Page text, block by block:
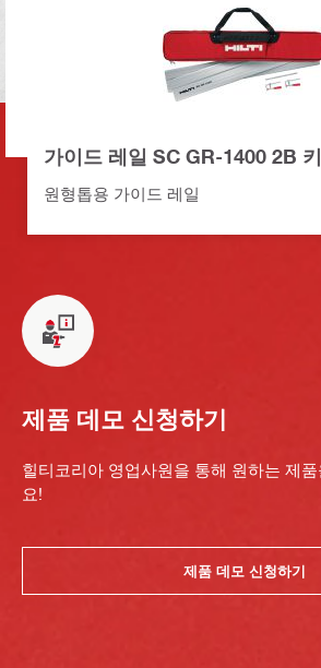
가이드 레일 SC GR-1400 2B
원형톱용 가이드 레일
제품 데모 신청하기
힐티코리아 영업사원을 통해 원하는 제
요!
제품 데모 신청하기